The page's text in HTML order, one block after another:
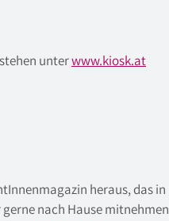
unterwww.kiosk.at
heraus, das in
nach Hause mitnehmen